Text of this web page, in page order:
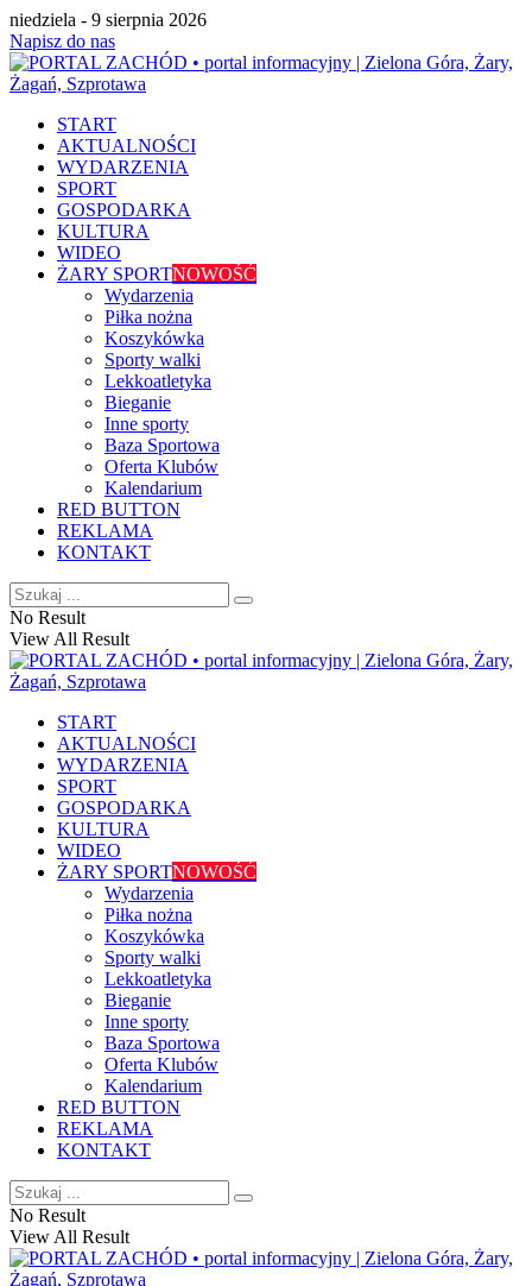
niedziela - 9 sierpnia 2026
Napisz do nas
START
AKTUALNOŚCI
WYDARZENIA
SPORT
GOSPODARKA
KULTURA
WIDEO
ŻARY SPORTNOWOŚĆ
Wydarzenia
Piłka nożna
Koszykówka
Sporty walki
Lekkoatletyka
Bieganie
Inne sporty
Baza Sportowa
Oferta Klubów
Kalendarium
RED BUTTON
REKLAMA
KONTAKT
No Result
View All Result
START
AKTUALNOŚCI
WYDARZENIA
SPORT
GOSPODARKA
KULTURA
WIDEO
ŻARY SPORTNOWOŚĆ
Wydarzenia
Piłka nożna
Koszykówka
Sporty walki
Lekkoatletyka
Bieganie
Inne sporty
Baza Sportowa
Oferta Klubów
Kalendarium
RED BUTTON
REKLAMA
KONTAKT
No Result
View All Result